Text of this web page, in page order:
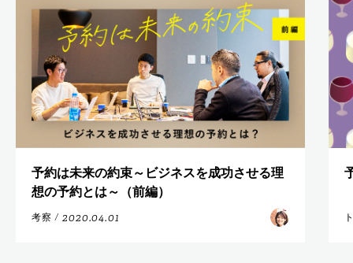
予約は未来の約束～ビジネスを成功させる理
想の予約とは～（前編）
考察 / 2020.04.01